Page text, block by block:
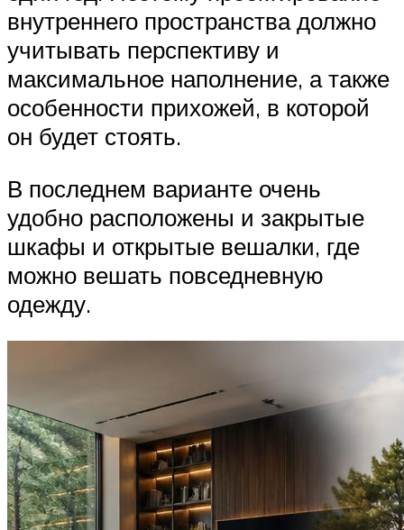
внутреннего пространства должно
учитывать перспективу и
максимальное наполнение, а также
особенности прихожей, в которой
он будет стоять.
В последнем варианте очень
удобно расположены и закрытые
шкафы и открытые вешалки, где
можно вешать повседневную
одежду.